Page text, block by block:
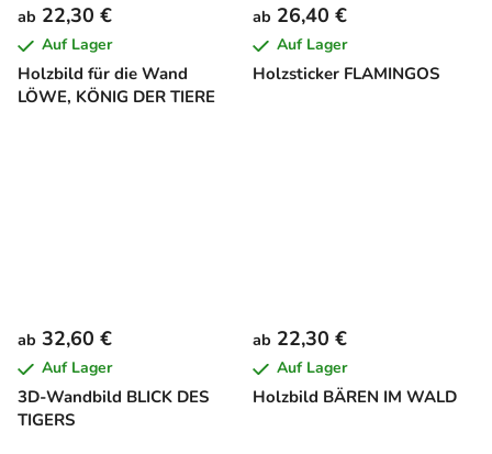
Holzbild für die Wand
LÖWE, KÖNIG DER TIERE
ab 22,30 €
Auf Lager
Holzsticker FLAMINGOS
ab 26,40 €
Auf Lager
3D-Wandbild BLICK DES
TIGERS
ab 32,60 €
Auf Lager
Holzbild BÄREN IM WALD
ab 22,30 €
Auf Lager